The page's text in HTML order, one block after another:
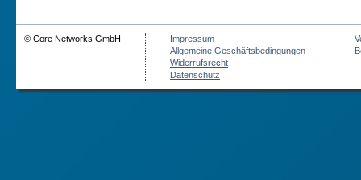
© Core Networks GmbH
Impressum
Allgemeine Geschäftsbedingungen
Widerrufsrecht
Datenschutz